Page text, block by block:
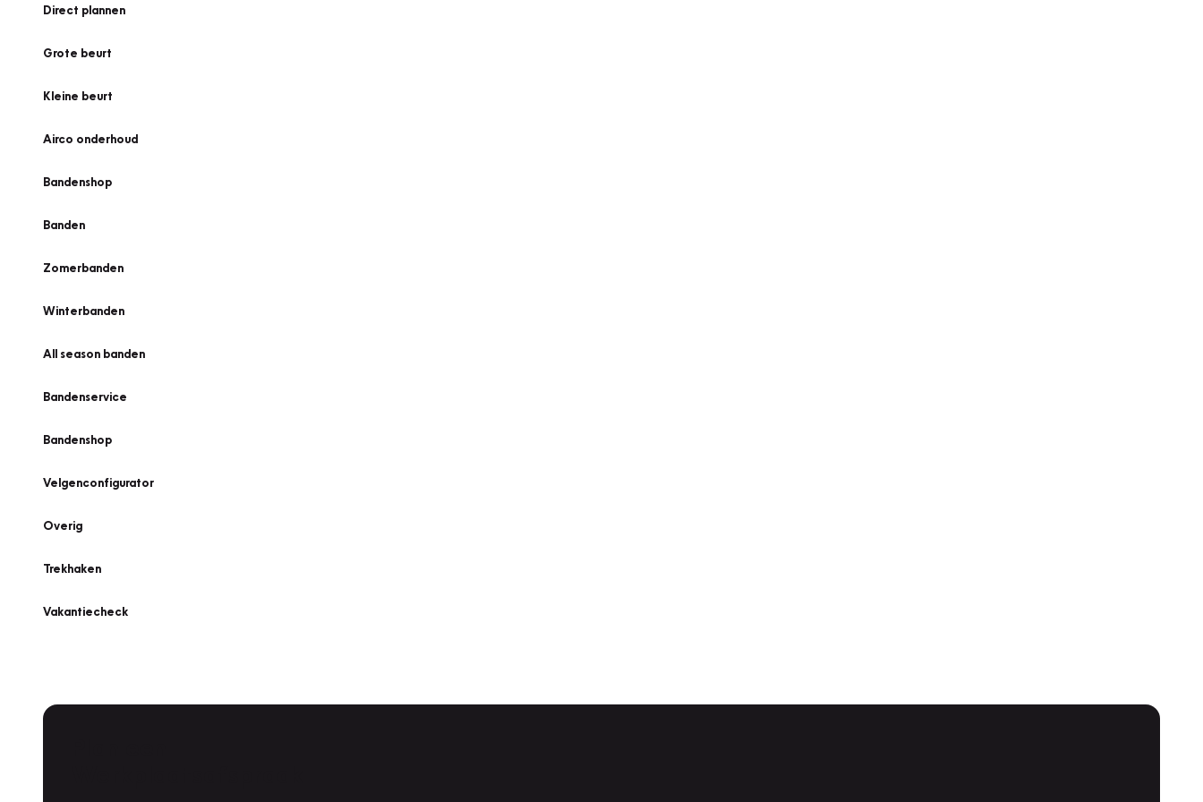
Direct plannen
Grote beurt
Kleine beurt
Airco onderhoud
Bandenshop
Banden
Zomerbanden
Winterbanden
All season banden
Bandenservice
Bandenshop
Velgenconfigurator
Overig
Trekhaken
Vakantiecheck